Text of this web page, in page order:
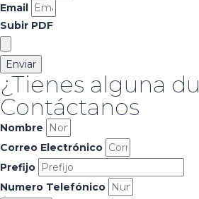
Email
Subir PDF
Enviar
¿Tienes alguna
Contáctanos
Nombre
Correo Electrónico
Prefijo
Numero Telefónico